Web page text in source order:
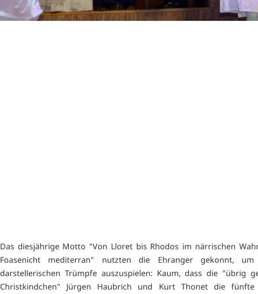
Das diesjährige Motto "Von Lloret bis Rhodos im närrischen
Foasenicht mediterran" nutzten die Ehranger gekonnt,
darstellerischen Trümpfe auszuspielen: Kaum, dass die "übrig
Christkindchen" Jürgen Haubrich und Kurt Thonet die fünfte